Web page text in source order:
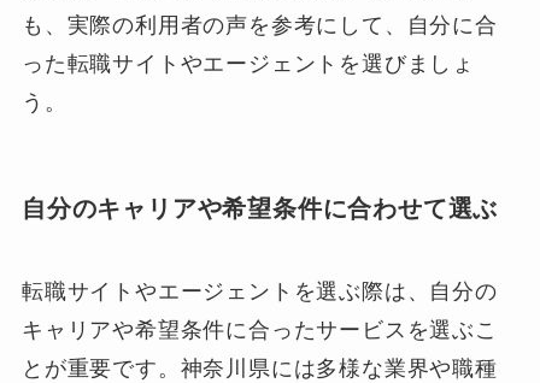
も、実際の利用者の声を参考にして、自分に合
った転職サイトやエージェントを選びましょ
う。
自分のキャリアや希望条件に合わせて選ぶ
転職サイトやエージェントを選ぶ際は、自分の
キャリアや希望条件に合ったサービスを選ぶこ
とが重要です。神奈川県には多様な業界や職種